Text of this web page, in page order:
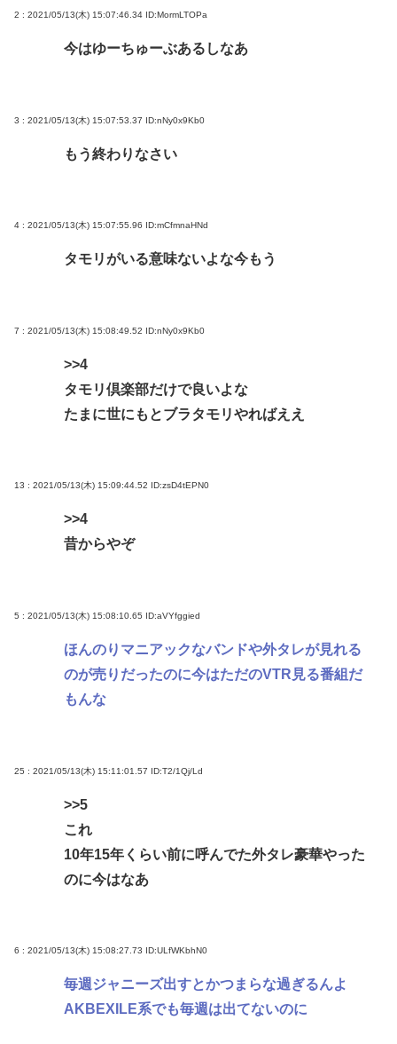
2 : 2021/05/13(木) 15:07:46.34 ID:MormLTOPa
今はゆーちゅーぶあるしなあ
3 : 2021/05/13(木) 15:07:53.37 ID:nNy0x9Kb0
もう終わりなさい
4 : 2021/05/13(木) 15:07:55.96 ID:mCfmnaHNd
タモリがいる意味ないよな今もう
7 : 2021/05/13(木) 15:08:49.52 ID:nNy0x9Kb0
>>4
タモリ倶楽部だけで良いよな
たまに世にもとブラタモリやればええ
13 : 2021/05/13(木) 15:09:44.52 ID:zsD4tEPN0
>>4
昔からやぞ
5 : 2021/05/13(木) 15:08:10.65 ID:aVYfggied
ほんのりマニアックなバンドや外タレが見れる
のが売りだったのに今はただのVTR見る番組だ
もんな
25 : 2021/05/13(木) 15:11:01.57 ID:T2/1Qj/Ld
>>5
これ
10年15年くらい前に呼んでた外タレ豪華やった
のに今はなあ
6 : 2021/05/13(木) 15:08:27.73 ID:ULfWKbhN0
毎週ジャニーズ出すとかつまらな過ぎるんよ
AKBEXILE系でも毎週は出てないのに